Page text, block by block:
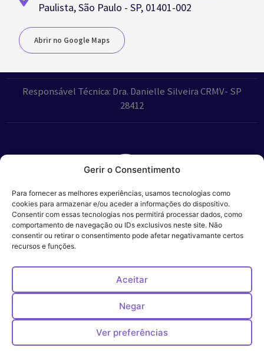
Gerir o Consentimento
Para fornecer as melhores experiências, usamos tecnologias como
cookies para armazenar e/ou aceder a informações do dispositivo.
Consentir com essas tecnologias nos permitirá processar dados, como
comportamento de navegação ou IDs exclusivos neste site. Não
consentir ou retirar o consentimento pode afetar negativamante certos
recursos e funções.
Aceitar
Negar
Ver preferências
Paulista, São Paulo - SP, 01401-002
Abrir no Google Maps
Responsável Técnica: Dra. Danielle Silveira CRMV- SP
28412
Parceiros:
Veros – Hospital
Ética